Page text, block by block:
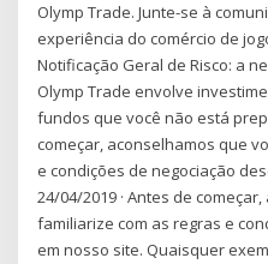
Olymp Trade. Junte-se à
experiência do comércio de
Notificação Geral de Risco: a
Olymp Trade envolve
fundos que você não está
começar, aconselhamos que
e condições de negociação
24/04/2019 · Antes de
familiarize com as regras e
em nosso site. Quaisquer